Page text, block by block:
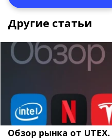
Другие статьи
Обзор рынка от